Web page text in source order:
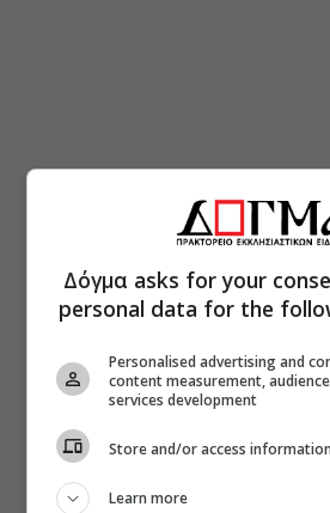
Δόγμα asks for your
personal data for the
Personalised advertising and
content measurement,
services development
Store and/or access
Learn more